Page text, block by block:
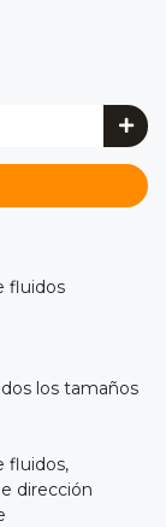
fluidos
los tamaños
fluidos,
dirección